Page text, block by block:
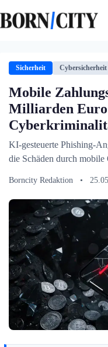
Inhalt
springen
Sicherheit Cybersicherheit
Mobile
Milliarden Euro
KI-gesteuerte Phishing-
die Schäden durch
Borncity Redaktion •